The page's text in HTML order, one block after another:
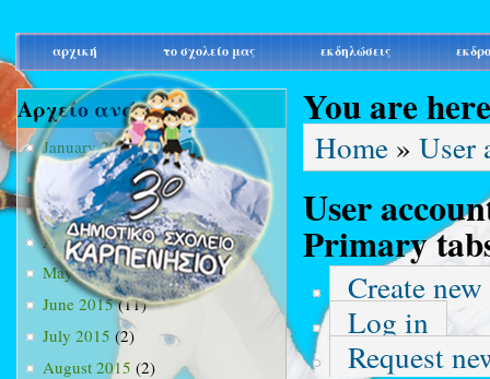
main_menu
αρχική το σχολείο μας εκδηλώσεις
Αρχείο ανά μήνα
January 2015(3)
February 2015(9)
March 2015(34)
April 2015(15)
May 2015(13)
June 2015(11)
July 2015 (2)
August 2015 (2)
You are here
Home » User
User
Primary
Create
Log in
Request